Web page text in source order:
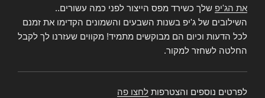
את הג'יפ שלך כשירד מפס הייצור לפני כמה עשורים..
השילובים של ג'יפ בשנות השבעים והשמונים הקדימו את זמנם
לכל הדעות וכיום הם מבוקשים מתמיד! מקווים שעזרנו לך לקבל
החלטה לשחזר למקור.
לפרטים נוספים והצטרפות לחצו פה